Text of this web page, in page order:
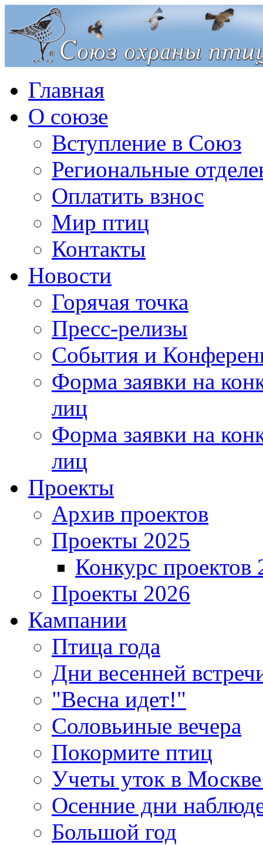
Главная
О союзе
Вступление в Союз
Региональные
Оплатить взнос
Мир птиц
Контакты
Новости
Горячая точка
Пресс-релизы
События и
Форма заявки на
лиц
Форма заявки на
лиц
Проекты
Архив проектов
Проекты 2025
Конкурс проектов
Проекты 2026
Кампании
Птица года
Дни весенней
"Весна идет!"
Соловьиные вечера
Покормите птиц
Учеты уток в
Осенние дни
Большой год